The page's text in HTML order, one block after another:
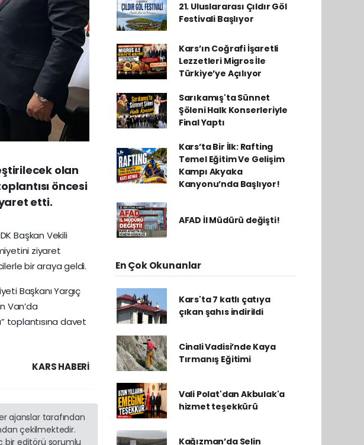
olan
öncesi
etti.
Başkan Vekili
ziyaret
bir araya geldi.
Başkanı Yargıç
Van’da
toplantısına davet
KARS HABERİ
ajanslar tarafından
çekilmektedir.
bir editörü sorumlu
21. Uluslararası Çıldır Göl
Festivali Başlıyor
Kars’ın Coğrafi İşaretli
Lezzetleri Migros İle
Türkiye’ye Açılıyor
Sarıkamış'ta Sünnet
Şöleni Halk Konserleriyle
Final Yaptı
Kars’ta Bir İlk: Rafting
Temel Eğitim Ve Gelişim
Kampı Akyaka
Kanyonu’nda Başlıyor!
AFAD İl Müdürü değişti!
En Çok Okunanlar
Kars'ta 7 katlı çatıya
çıkan şahıs indirildi
Cinali Vadisi’nde Kaya
Tırmanış Eğitimi
Vali Polat'dan Akbulak'a
hizmet teşekkürü
Kağızman’da Selin